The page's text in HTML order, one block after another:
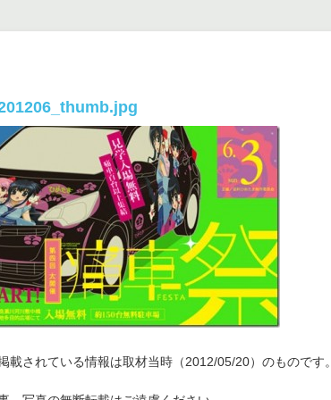
載されている情報は取材当時（2012/05/20）のものです。